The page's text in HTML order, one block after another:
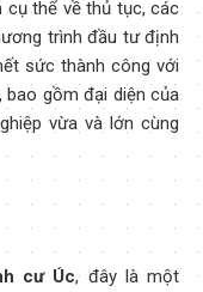
cụ thể về thủ tục, các
trình đầu tư định
sức thành công với
gồm đại diện của
vừa và lớn cùng
cư Úc, đây là một